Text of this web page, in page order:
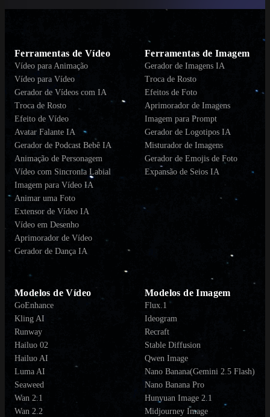
Ferramentas de Vídeo
Vídeo para Animação
Vídeo para Vídeo
Gerador de Vídeos com IA
Troca de Rosto
Efeito de Vídeo
Avatar Falante IA
Gerador de Podcast Bebê IA
Animação de Personagem
Vídeo com Sincronia Labial
Imagem para Vídeo IA
Animar uma Foto
Extensor de Vídeo IA
Vídeo em Desenho
Aprimorador de Vídeo
Gerador de Dança IA
Ferramentas de Imagem
Gerador de Imagens IA
Troca de Rosto
Efeitos de Foto
Aprimorador de Imagens
Imagem para Prompt
Gerador de Logotipos IA
Misturador de Imagens
Gerador de Emojis de Foto
Expansão de Seios IA
Modelos de Vídeo
GoEnhance
Kling AI
Runway
Hailuo 02
Hailuo AI
Luma AI
Seaweed
Wan 2.1
Wan 2.2
Modelos de Imagem
Flux.1
Ideogram
Recraft
Stable Diffusion
Qwen Image
Nano Banana(Gemini 2.5 Flash)
Nano Banana Pro
Hunyuan Image 2.1
Midjourney Image